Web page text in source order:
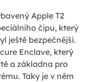
Apple T2
čipu, který
ještě bezpečnější.
Enclave, který
a základna pro
Taky je v něm